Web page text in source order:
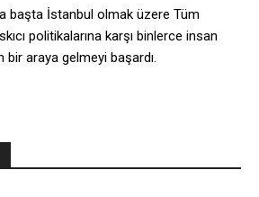
başta İstanbul olmak üzere Tüm
politikalarına karşı binlerce insan
araya gelmeyi başardı.